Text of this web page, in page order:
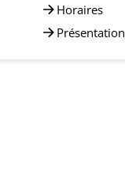
Horaires
Présentation